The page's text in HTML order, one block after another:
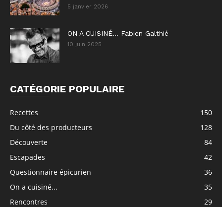
5 janvier 2026
ON A CUISINÉ… Fabien Galthié
10 juin 2025
CATÉGORIE POPULAIRE
Recettes
150
Du côté des producteurs
128
Découverte
84
Escapades
42
Questionnaire épicurien
36
On a cuisiné...
35
Rencontres
29